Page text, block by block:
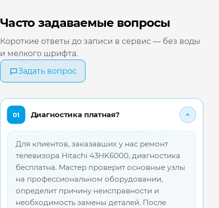
Часто задаваемые вопросы
Короткие ответы до записи в сервис — без воды
и мелкого шрифта.
Задать вопрос
01 Диагностика платная?
Для клиентов, заказавших у нас ремонт
телевизора Hitachi 43HK6000, диагностика
бесплатна. Мастер проверит основные узлы
на профессиональном оборудовании,
определит причину неисправности и
необходимость замены деталей. После